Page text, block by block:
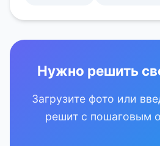
Нужно решить
Загрузите фото или
решит с пошаговым